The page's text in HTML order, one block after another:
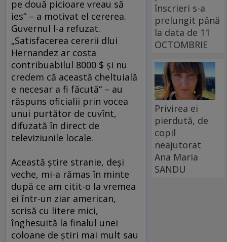
pe două picioare vreau să
ies“ – a motivat el cererea.
Guvernul l-a refuzat.
„Satisfacerea cererii dlui
Hernandez ar costa
contribuabilul 8000 $ şi nu
credem că această cheltuială
e necesar a fi făcută“ – au
răspuns oficialii prin vocea
unui purtător de cuvînt,
difuzată în direct de
televiziunile locale.
Această ştire stranie, deşi
veche, mi-a rămas în minte
după ce am citit-o la vremea
ei într-un ziar american,
scrisă cu litere mici,
înghesuită la finalul unei
coloane de ştiri mai mult sau
înscrieri s-a
prelungit până
la data de 11
OCTOMBRIE
Privirea ei
pierdută, de
copil
neajutorat
Ana Maria
SANDU